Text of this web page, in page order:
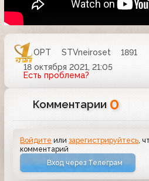
ОРТ STVneiroset
1891
18 октября 2021, 21:05
Есть проблема?
Комментарии 0
Войдите илизарегистрируйтесь ,
комментарий
Вход через Телеграм